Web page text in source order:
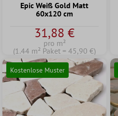
Epic Weiß Gold Matt
60x120 cm
31,88 €
pro m²
(1.44 m² Paket = 45,90 €)
Kostenlose Muster